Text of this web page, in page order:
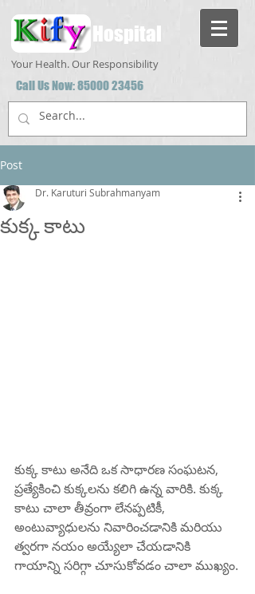
Hospital
Your Health. Our Responsibility
Call Us Now:85000 23456
Post
కుక్క కాటు
Dr. Karuturi Subrahmanyam
కుక్క కాటు అనేది ఒక సాధారణ సంఘటన,
ప్రత్యేకించి కుక్కలను కలిగి ఉన్న వారికి. కుక్క
కాటు చాలా తీవ్రంగా లేనప్పటికీ,
అంటువ్యాధులను నివారించడానికి మరియు
త్వరగా నయం అయ్యేలా చేయడానికి
గాయాన్ని సరిగ్గా చూసుకోవడం చాలా ముఖ్యం.